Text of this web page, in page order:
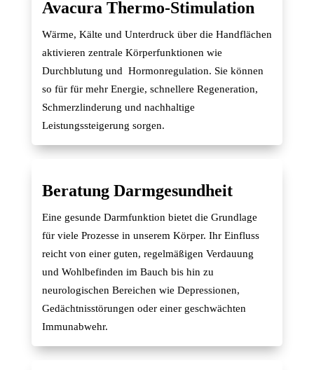
Avacura Thermo-Stimulation
Wärme, Kälte und Unterdruck über die Handflächen
aktivieren zentrale Körperfunktionen wie
Durchblutung und Hormonregulation. Sie können
so für für mehr Energie, schnellere Regeneration,
Schmerzlinderung und nachhaltige
Leistungssteigerung sorgen.
Beratung Darmgesundheit
Eine gesunde Darmfunktion bietet die Grundlage
für viele Prozesse in unserem Körper. Ihr Einfluss
reicht von einer guten, regelmäßigen Verdauung
und Wohlbefinden im Bauch bis hin zu
neurologischen Bereichen wie Depressionen,
Gedächtnisstörungen oder einer geschwächten
Immunabwehr.